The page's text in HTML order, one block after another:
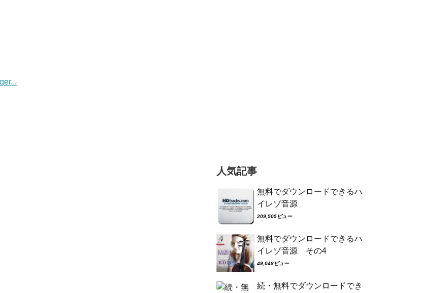
人気記事
無料でダウンロードできるハ
イレゾ音源
209,505ビュー
無料でダウンロードできるハ
イレゾ音源 その4
49,048ビュー
続・無料でダウンロードでき